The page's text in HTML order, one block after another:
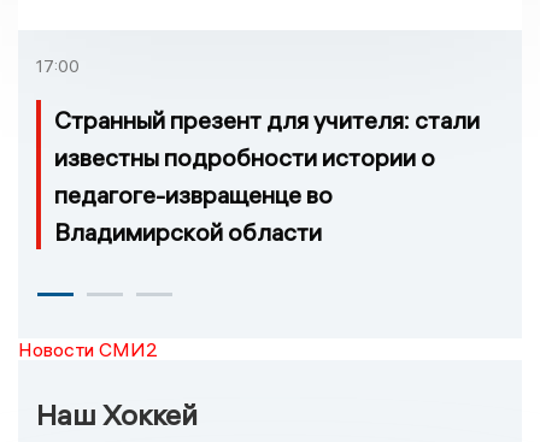
17:00
Странный презент для учителя: стали
известны подробности истории о
педагоге-извращенце во
Владимирской области
Новости СМИ2
Наш Хоккей